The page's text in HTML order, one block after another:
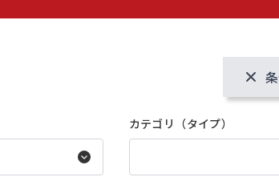
カテゴリ（タイプ）